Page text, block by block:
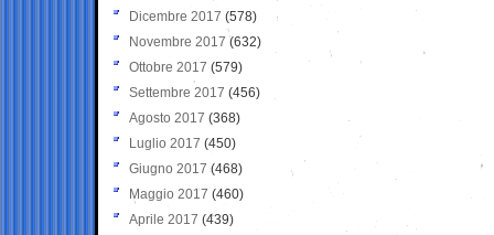
Dicembre 2017 (578)
Novembre 2017 (632)
Ottobre 2017 (579)
Settembre 2017 (456)
Agosto 2017 (368)
Luglio 2017 (450)
Giugno 2017 (468)
Maggio 2017 (460)
Aprile 2017 (439)